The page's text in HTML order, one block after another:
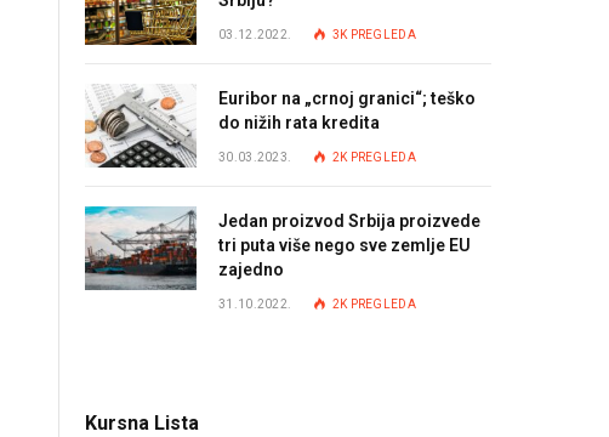
03.12.2022. 3K PREGLEDA
Euribor na „crnoj granici“; teško
do nižih rata kredita
30.03.2023. 2K PREGLEDA
Jedan proizvod Srbija proizvede
tri puta više nego sve zemlje EU
zajedno
31.10.2022. 2K PREGLEDA
Kursna Lista